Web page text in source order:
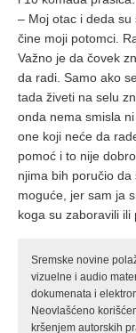
– Moj otac i deda
čine moji potomci.
Važno je da čovek
da radi. Samo ako
tada živeti na selu
onda nema smisla
one koji neće da
pomoć i to nije
njima bih poručio
moguće, jer sam ja
koga su zaboravili ili
Sremske novine
vizuelne i audio
dokumenata i
Neovlašćeno
kršenjem autorskih